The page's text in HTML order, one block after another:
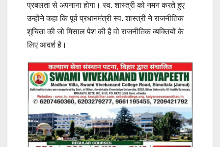
प्रबलता से अपनाना होगा। स्व. शास्त्री को नमन करते हुए
उन्होंने कहा कि पूर्व प्रधानमंत्री स्व. शास्त्री ने राजनीतिक
शुचिता की जो मिसाल पेश की है वो राजनीतिक व्यक्तियों के
लिए आदर्श है।